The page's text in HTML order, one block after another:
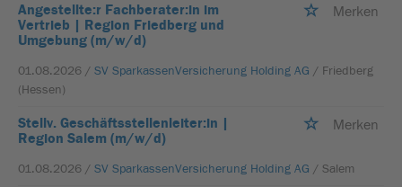
Angestellte:r Fachberater:in im
Vertrieb | Region Friedberg und
Umgebung (m/w/d)
Merken
01.08.2026 / SV SparkassenVersicherung Holding AG / Friedberg
(Hessen)
Stellv. Geschäftsstellenleiter:in |
Region Salem (m/w/d)
Merken
01.08.2026 / SV SparkassenVersicherung Holding AG / Salem